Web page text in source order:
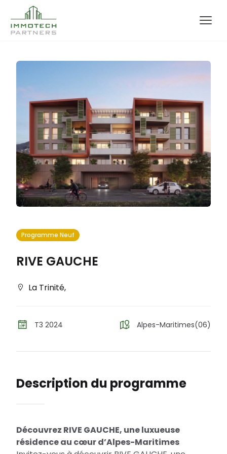
Programme Neuf
RIVE GAUCHE
La Trinité,
T3 2024 Alpes-Maritimes(06)
Description du programme
Découvrez RIVE GAUCHE, une luxueuse
résidence au cœur d’Alpes-Maritimes